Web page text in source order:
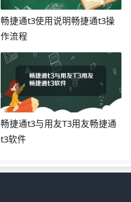
畅捷通t3使用说明畅捷通t3操
作流程
畅捷通t3与用友T3用友畅捷通
t3软件